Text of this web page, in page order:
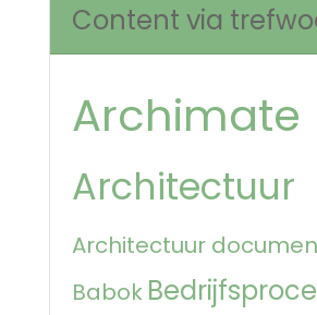
Content via
Archimate
Architectuur
Architectuur
Babok